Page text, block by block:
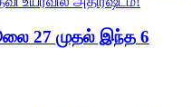
27 முதல் இந்த 6